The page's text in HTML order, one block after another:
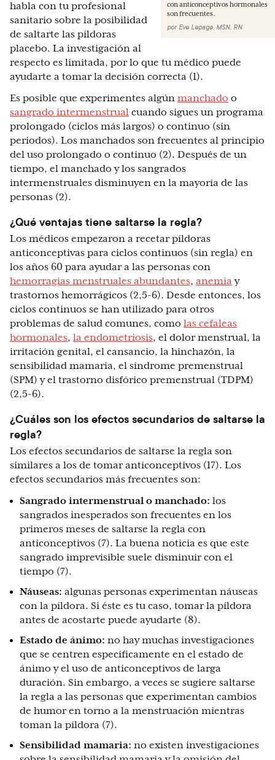
con anticonceptivos hormonales
son frecuentes.
por Eve Lepage, MSN, RN
habla con tu profesional
sanitario sobre la posibilidad
de saltarte las píldoras
placebo. La investigación al
respecto es limitada, por lo que tu médico puede
ayudarte a tomar la decisión correcta (1).
Es posible que experimentes algún manchado o
sangrado intermenstrual cuando sigues un programa
prolongado (ciclos más largos) o continuo (sin
periodos). Los manchados son frecuentes al principio
del uso prolongado o continuo (2). Después de un
tiempo, el manchado y los sangrados
intermenstruales disminuyen en la mayoría de las
personas (2).
¿Qué ventajas tiene saltarse la regla?
Los médicos empezaron a recetar píldoras
anticonceptivas para ciclos continuos (sin regla) en
los años 60 para ayudar a las personas con
hemorragias menstruales abundantes, anemia y
trastornos hemorrágicos (2,5-6). Desde entonces, los
ciclos continuos se han utilizado para otros
problemas de salud comunes, como las cefaleas
hormonales, la endometriosis, el dolor menstrual, la
irritación genital, el cansancio, la hinchazón, la
sensibilidad mamaria, el síndrome premenstrual
(SPM) y el trastorno disfórico premenstrual (TDPM)
(2,5-6).
¿Cuáles son los efectos secundarios de saltarse la
regla?
Los efectos secundarios de saltarse la regla son
similares a los de tomar anticonceptivos (17). Los
efectos secundarios más frecuentes son:
Sangrado intermenstrual o manchado: los
sangrados inesperados son frecuentes en los
primeros meses de saltarse la regla con
anticonceptivos (7). La buena noticia es que este
sangrado imprevisible suele disminuir con el
tiempo (7).
Náuseas: algunas personas experimentan náuseas
con la píldora. Si éste es tu caso, tomar la píldora
antes de acostarte puede ayudarte (8).
Estado de ánimo: no hay muchas investigaciones
que se centren específicamente en el estado de
ánimo y el uso de anticonceptivos de larga
duración. Sin embargo, a veces se sugiere saltarse
la regla a las personas que experimentan cambios
de humor en torno a la menstruación mientras
toman la píldora (7).
Sensibilidad mamaria: no existen investigaciones